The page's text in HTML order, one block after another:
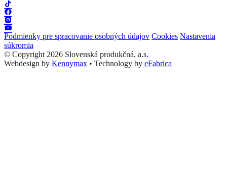
Podmienky pre spracovanie osobných údajov Cookies Nastavenia
súkromia
© Copyright 2026 Slovenská produkčná, a.s.
Webdesign by Kennymax • Technology by eFabrica